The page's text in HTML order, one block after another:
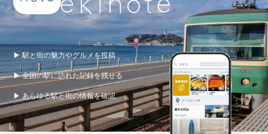
▶ 駅と街の魅力やグルメを投稿
▶ 全国の駅に訪れた記録を残せる
▶ あらゆる駅と街の情報を確認